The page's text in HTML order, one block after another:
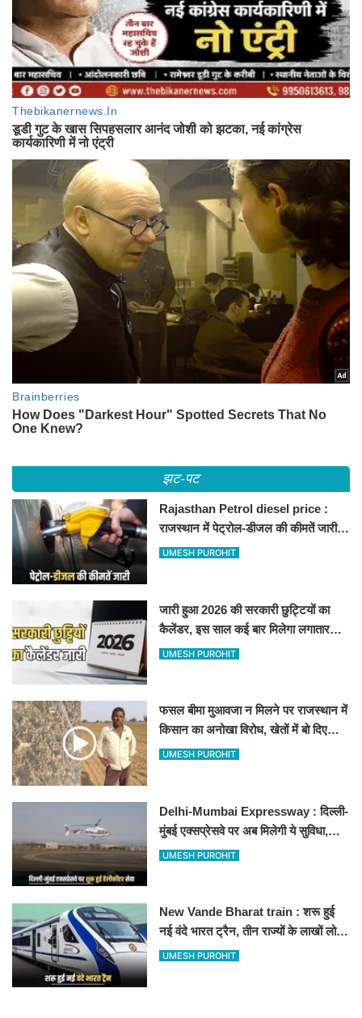
झट-पट
Rajasthan Petrol diesel price :
राजस्थान में पेट्रोल-डीजल की कीमतें जारी,
जानिए बीकानेर समेत पुरे प्रदेश में नए रेट
UMESH PUROHIT
जारी हुआ 2026 की सरकारी छुट्टियों का
कैलेंडर, इस साल कई बार मिलेगा लगातार
अवकाश, देखें
UMESH PUROHIT
फसल बीमा मुआवजा न मिलने पर राजस्थान में
किसान का अनोखा विरोध, खेतों में बो दिए
500-500 रुपए के नोट, वीडियो वायरल
UMESH PUROHIT
Delhi-Mumbai Expressway : दिल्ली-
मुंबई एक्सप्रेसवे पर अब मिलेगी ये सुविधा,
हेलीकॉप्टर सर्विस से तुरंत घायल पहुंचेगा
UMESH PUROHIT
New Vande Bharat train : शरू हुई
नई वंदे भारत ट्रैन, तीन राज्यों के लाखों लोगों
का सफर होगा आसान, देखें पूरा रूटमैप
UMESH PUROHIT